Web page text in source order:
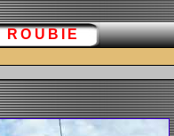
ROUBIE